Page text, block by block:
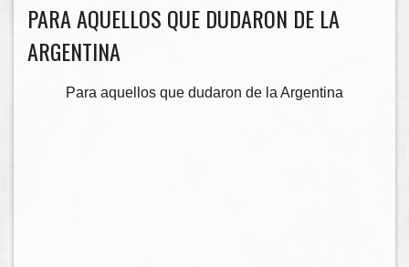
PARA AQUELLOS QUE DUDARON DE LA
ARGENTINA
Para aquellos que dudaron de la Argentina